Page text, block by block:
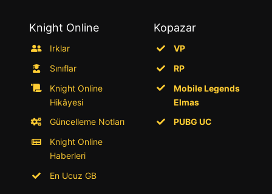
Knight Online
Irklar
Sınıflar
Knight Online
Hikâyesi
Güncelleme Notları
Knight Online
Haberleri
En Ucuz GB
Kopazar
VP
RP
Mobile Legends
Elmas
PUBG UC